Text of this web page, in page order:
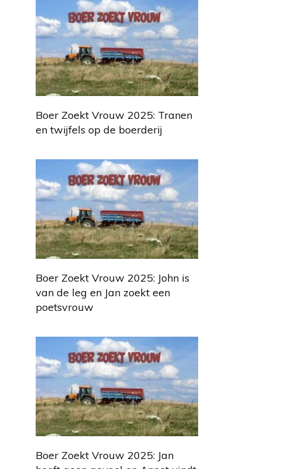
Boer Zoekt Vrouw 2025: Tranen
en twijfels op de boerderij
Boer Zoekt Vrouw 2025: John is
van de leg en Jan zoekt een
poetsvrouw
Boer Zoekt Vrouw 2025: Jan